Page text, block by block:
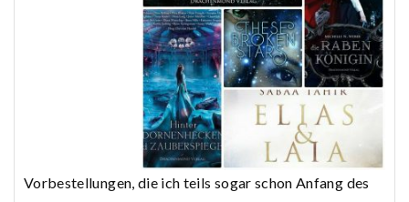
Vorbestellungen, die ich teils sogar schon Anfang des